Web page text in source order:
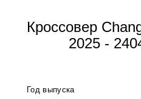
Кроссовер
2025 -
Год выпуска